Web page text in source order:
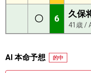
〇 6 久保
41歳 /
AI 本命予想 的中